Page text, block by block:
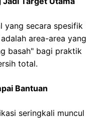
yang secara spesifik
area-area yang
basah" bagi praktik
total.
Bantuan
seringkali muncul